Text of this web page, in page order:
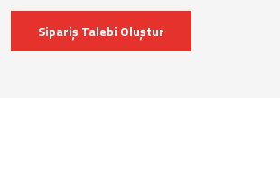
Sipariş Talebi Oluştur